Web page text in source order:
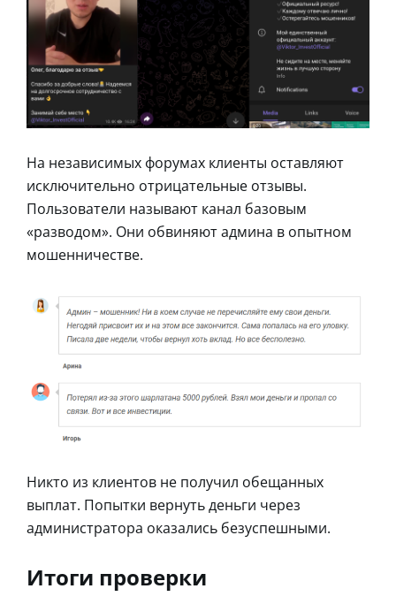
На независимых форумах клиенты оставляют
исключительно отрицательные отзывы.
Пользователи называют канал базовым
«разводом». Они обвиняют админа в опытном
мошенничестве.
Никто из клиентов не получил обещанных
выплат. Попытки вернуть деньги через
администратора оказались безуспешными.
Итоги проверки